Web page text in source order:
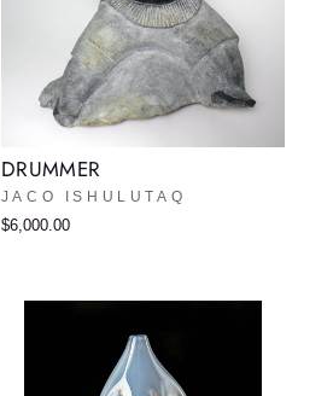
DRUMMER
JACO ISHULUTAQ
$6,000.00